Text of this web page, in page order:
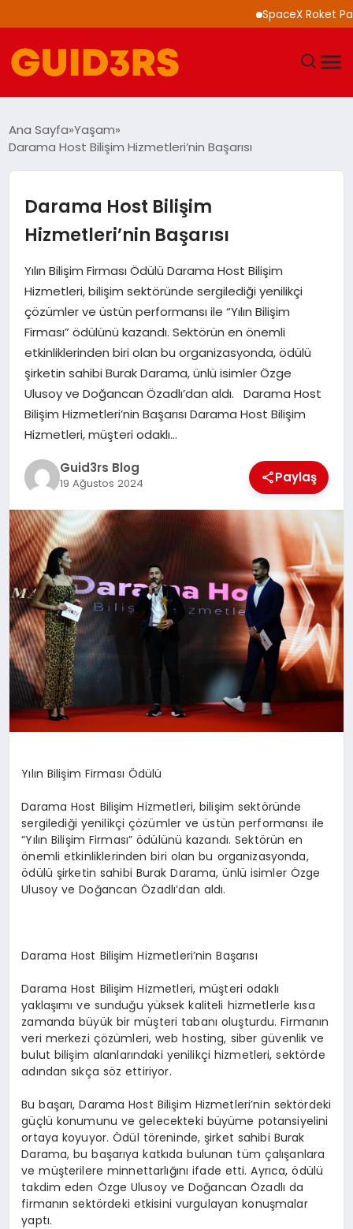
SpaceX Roket
TEKNOLOJI
SPOR
SAĞLIK
EKONOMI
MAGAZIN
EĞITIM
Ana Sayfa Yaşam
Darama Host Bilişim Hizmetleri’nin Başarısı
Darama Host Bilişim
Hizmetleri’nin Başarısı
Yılın Bilişim Firması Ödülü Darama Host Bilişim
Hizmetleri, bilişim sektöründe sergilediği yenilikçi
çözümler ve üstün performansı ile “Yılın Bilişim
Firması” ödülünü kazandı. Sektörün en önemli
etkinliklerinden biri olan bu organizasyonda, ödülü
şirketin sahibi Burak Darama, ünlü isimler Özge
Ulusoy ve Doğancan Özadlı’dan aldı. Darama Host
Bilişim Hizmetleri’nin Başarısı Darama Host Bilişim
Hizmetleri, müşteri odaklı…
Guid3rs Blog
19 Ağustos 2024 Paylaş
Yılın Bilişim Firması Ödülü
Darama Host Bilişim Hizmetleri, bilişim sektöründe
sergilediği yenilikçi çözümler ve üstün performansı ile
“Yılın Bilişim Firması” ödülünü kazandı. Sektörün en
önemli etkinliklerinden biri olan bu organizasyonda,
ödülü şirketin sahibi Burak Darama, ünlü isimler Özge
Ulusoy ve Doğancan Özadlı’dan aldı.
Darama Host Bilişim Hizmetleri’nin Başarısı
Darama Host Bilişim Hizmetleri, müşteri odaklı
yaklaşımı ve sunduğu yüksek kaliteli hizmetlerle kısa
zamanda büyük bir müşteri tabanı oluşturdu. Firmanın
veri merkezi çözümleri, web hosting, siber güvenlik ve
bulut bilişim alanlarındaki yenilikçi hizmetleri, sektörde
adından sıkça söz ettiriyor.
Bu başarı, Darama Host Bilişim Hizmetleri’nin sektördeki
güçlü konumunu ve gelecekteki büyüme potansiyelini
ortaya koyuyor. Ödül töreninde, şirket sahibi Burak
Darama, bu başarıya katkıda bulunan tüm çalışanlara
ve müşterilere minnettarlığını ifade etti. Ayrıca, ödülü
takdim eden Özge Ulusoy ve Doğancan Özadlı da
firmanın sektördeki etkisini vurgulayan konuşmalar
yaptı.